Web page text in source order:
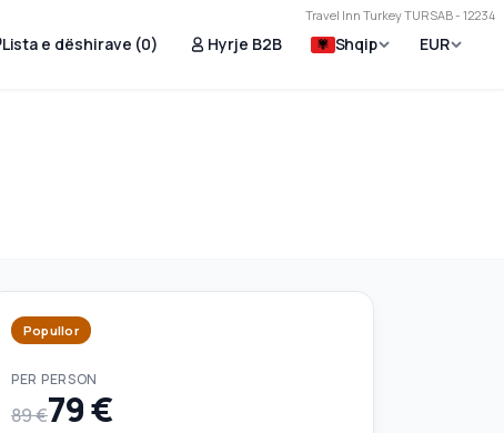
Travel Inn Turkey TURSAB - 12234
Lista e dëshirave (0) Hyrje B2B Shqip EUR
Popullor
PER PERSON
89 €79 €